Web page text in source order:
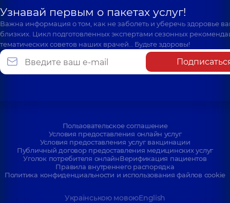
Узнавай первым о пакетах услуг!
Важна информация о том, как не заболеть и уберечь здоровье
близких. Цикл подготовленных экспертами сезонных
тематических советов наших врачей… Будьте здоровы!
Пользовательское соглашение
Условия предоставления онлайн услуг
Условия предоставления услуг вакцинации
Публичный договор предоставления медицинских услуг
Уголок потребителя онлайнВерификация пациентов
Правила внутреннего распорядка
Политика конфиденциальности и использования файлов cookie
Українською мовоюEnglish